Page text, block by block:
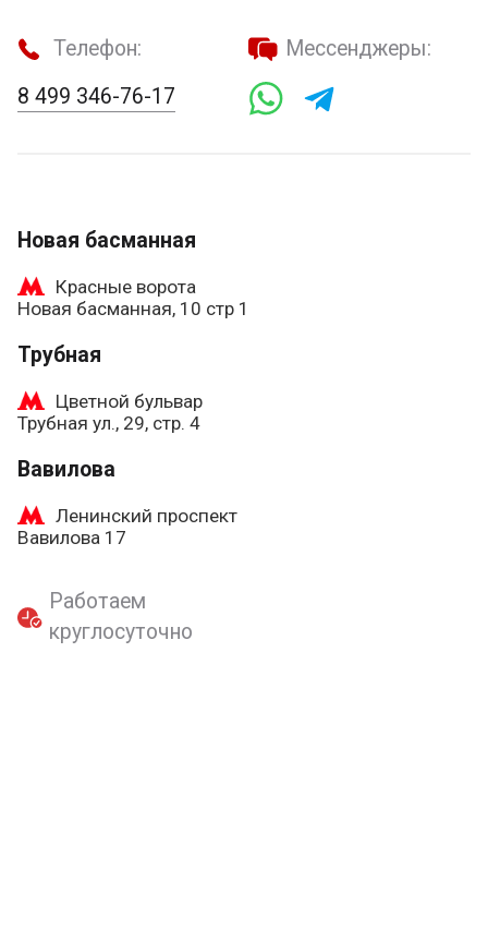
Телефон:
8 499 346-76-17
Мессенджеры:
Новая басманная
Красные ворота
Новая басманная, 10 стр 1
Трубная
Цветной бульвар
Трубная ул., 29, стр. 4
Вавилова
Ленинский проспект
Вавилова 17
Работаем
круглосуточно